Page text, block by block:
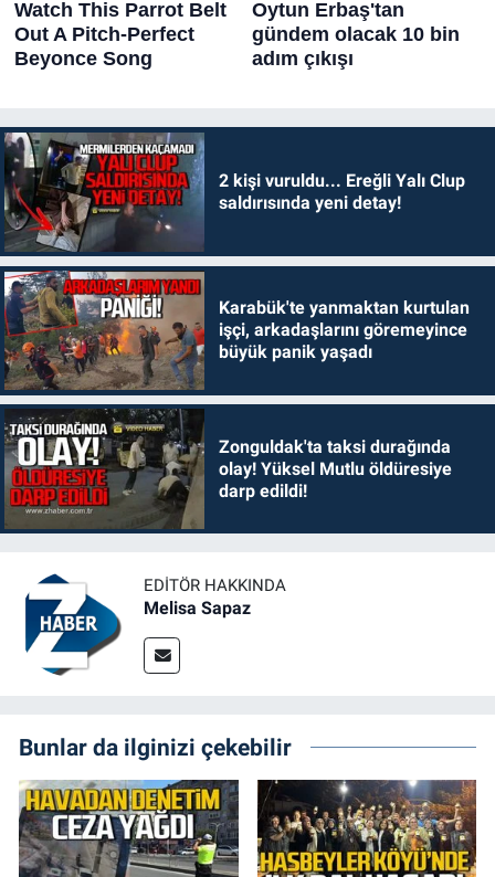
2 kişi vuruldu... Ereğli Yalı Clup
saldırısında yeni detay!
Karabük'te yanmaktan kurtulan
işçi, arkadaşlarını göremeyince
büyük panik yaşadı
Zonguldak'ta taksi durağında
olay! Yüksel Mutlu öldüresiye
darp edildi!
EDITÖR HAKKINDA
Melisa Sapaz
Bunlar da ilginizi çekebilir